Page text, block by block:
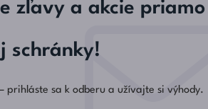
zľavy a akcie priamo
schránky!
prihláste sa k odberu a užívajte si výhody.